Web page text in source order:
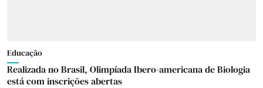
Educação
Realizada no Brasil, Olimpíada Ibero-americana de Biologia
está com inscrições abertas